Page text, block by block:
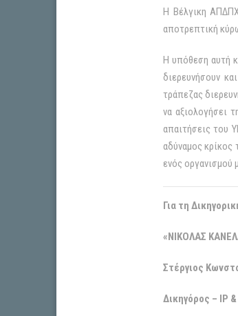
Η Βέλγικη
αποτρεπτική
Η υπόθεση αυτή
διερευνήσουν
τράπεζας
να αξιολογήσει
απαιτήσεις του
αδύναμος
ενός οργανισμού
Για τη
«ΝΙΚΟΛΑΣ
Στέργιος
Δικηγόρος – IP